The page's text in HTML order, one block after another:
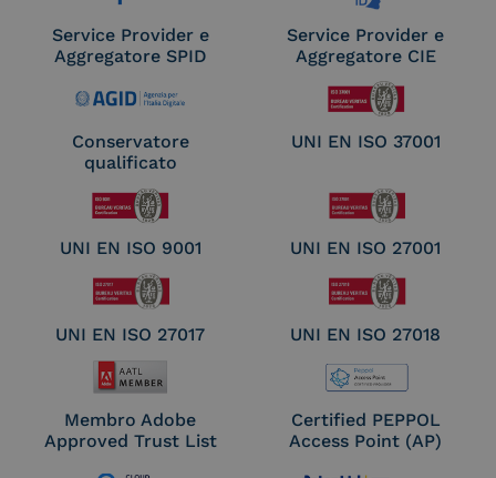
Service Provider e
Aggregatore SPID
Service Provider e
Aggregatore CIE
Conservatore
qualificato
UNI EN ISO 37001
UNI EN ISO 9001 UNI EN ISO 27001
UNI EN ISO 27017 UNI EN ISO 27018
Membro Adobe
Approved Trust List
Certified PEPPOL
Access Point (AP)